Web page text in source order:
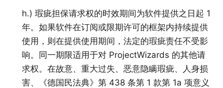
h.) 瑕疵担保请求权的时效期间为软件提供之日起 1
年。如果软件在订阅或限期许可的框架内持续提供
使用，则在提供使用期间，法定的瑕疵责任不受影
响。同一期限适用于对 ProjectWizards 的其他请
求权。在故意、重大过失、恶意隐瞒瑕疵、人身损
害、《德国民法典》第 438 条第 1 款第 1a 项意义